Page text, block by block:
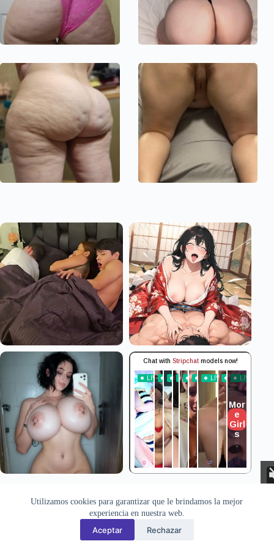
Utilizamos cookies para garantizar que le brindamos la mejor
experiencia en nuestra web.
Aceptar Rechazar
Todas las imágenes pertenecen a sus respectivos autores. Este sitio
recopila y muestra contenido público disponible en Internet. Si
desea solicitar la retirada de alguna imagen, puede hacerlo a través
de lasección de contacto.